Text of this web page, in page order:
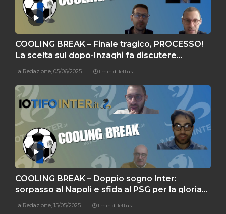
COOLING BREAK – Finale tragico, PROCESSO!
La scelta sul dopo-Inzaghi fa discutere…
La Redazione, 05/06/2025 1 min di lettura
COOLING BREAK – Doppio sogno Inter:
sorpasso al Napoli e sfida al PSG per la gloria
La Redazione, 15/05/2025 1 min di lettura